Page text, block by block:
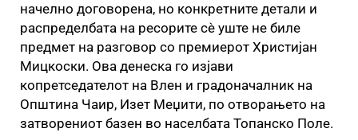
начелно договорена, но конкретните детали и
распределбата на ресорите сè уште не биле
предмет на разговор со премиерот Христијан
Мицкоски. Ова денеска го изјави
копретседателот на Влен и градоначалник на
Општина Чаир, Изет Меџити, по отворањето на
затворениот базен во населбата Топанско Поле.